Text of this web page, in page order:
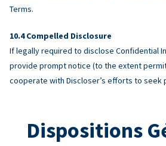
Terms.
Compelled Disclosure
If legally required to disclose Confidential
provide prompt notice (to the extent
cooperate with Discloser’s efforts to
Dispositions